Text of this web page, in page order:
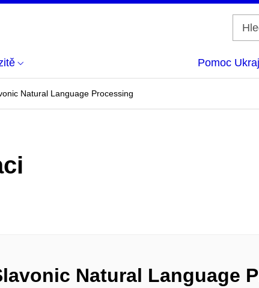
Pomoc
Natural Language Processing
Natural Language